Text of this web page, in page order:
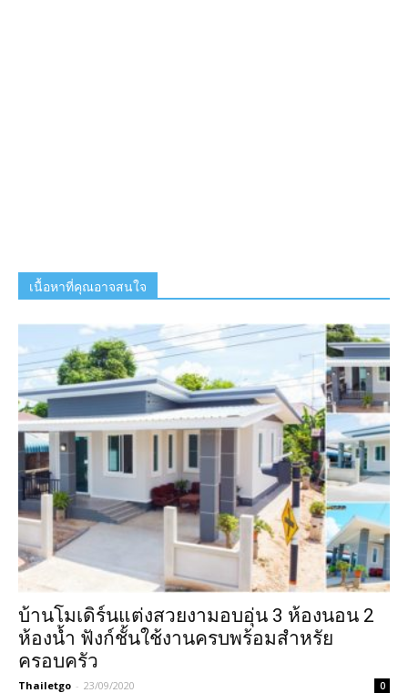
เนื้อหาที่คุณอาจสนใจ
บ้านโมเดิร์นแต่งสวยงามอบอุ่น 3 ห้องนอน 2
ห้องน้ำ ฟังก์ชั้นใช้งานครบพร้อมสำหรัย
ครอบครัว
Thailetgo - 23/09/2020 0